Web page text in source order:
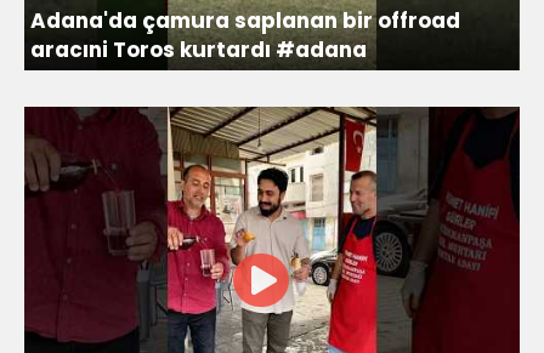
Adana'da çamura saplanan bir offroad
aracıni Toros kurtardı #adana